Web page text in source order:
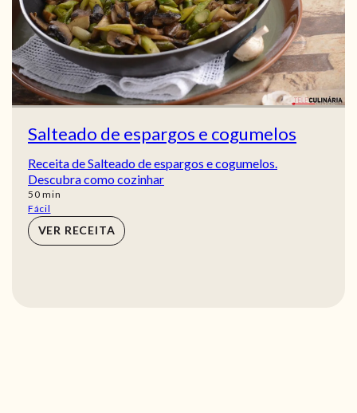
Salteado de espargos e cogumelos
Receita de Salteado de espargos e cogumelos.
Descubra como cozinhar
50min
min
Fácil
VER RECEITA